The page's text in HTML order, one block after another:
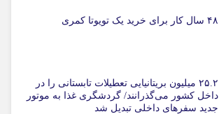
۴۸ سال کار برای خرید یک تویوتا کمری
۲۵.۲ میلیون بریتانیایی تعطیلات تابستانی را در
داخل کشور می‌گذرانند/ گردشگری غذا به موتور
جدید سفرهای داخلی تبدیل شد